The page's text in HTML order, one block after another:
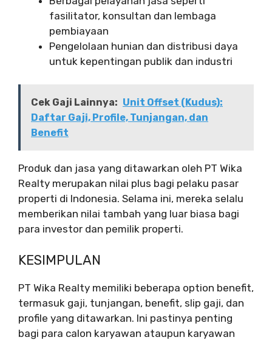
fasilitator, konsultan dan lembaga
pembiayaan
Pengelolaan hunian dan distribusi daya
untuk kepentingan publik dan industri
Cek Gaji Lainnya: Unit Offset (Kudus):
Daftar Gaji, Profile, Tunjangan, dan
Benefit
Produk dan jasa yang ditawarkan oleh PT Wika
Realty merupakan nilai plus bagi pelaku pasar
properti di Indonesia. Selama ini, mereka selalu
memberikan nilai tambah yang luar biasa bagi
para investor dan pemilik properti.
KESIMPULAN
PT Wika Realty memiliki beberapa option benefit,
termasuk gaji, tunjangan, benefit, slip gaji, dan
profile yang ditawarkan. Ini pastinya penting
bagi para calon karyawan ataupun karyawan